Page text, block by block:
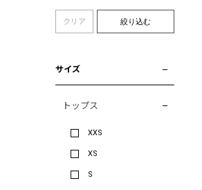
クリア 絞り込む
サイズ
トップス
XXS
XS
S